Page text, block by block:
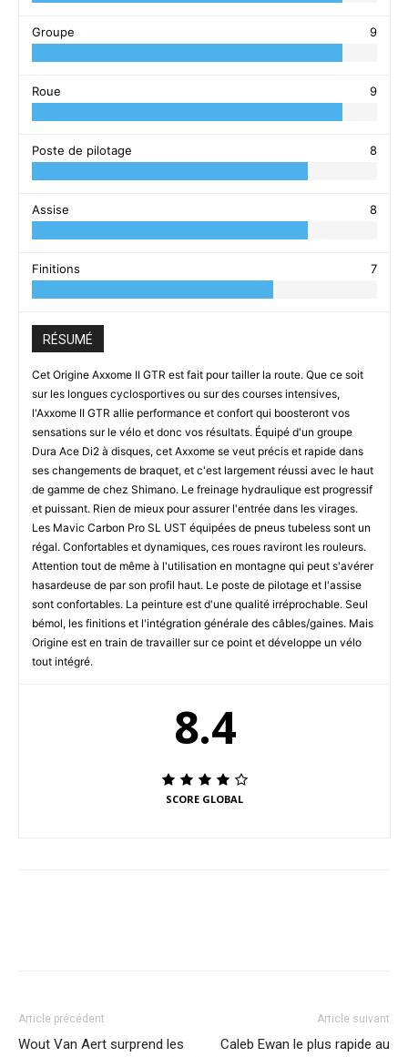
Groupe 9
Roue 9
Poste de pilotage 8
Assise 8
Finitions 7
RÉSUMÉ
Cet Origine Axxome II GTR est fait pour tailler la route. Que ce soit
sur les longues cyclosportives ou sur des courses intensives,
l'Axxome II GTR allie performance et confort qui boosteront vos
sensations sur le vélo et donc vos résultats. Équipé d'un groupe
Dura Ace Di2 à disques, cet Axxome se veut précis et rapide dans
ses changements de braquet, et c'est largement réussi avec le haut
de gamme de chez Shimano. Le freinage hydraulique est progressif
et puissant. Rien de mieux pour assurer l'entrée dans les virages.
Les Mavic Carbon Pro SL UST équipées de pneus tubeless sont un
régal. Confortables et dynamiques, ces roues raviront les rouleurs.
Attention tout de même à l'utilisation en montagne qui peut s'avérer
hasardeuse de par son profil haut. Le poste de pilotage et l'assise
sont confortables. La peinture est d'une qualité irréprochable. Seul
bémol, les finitions et l'intégration générale des câbles/gaines. Mais
Origine est en train de travailler sur ce point et développe un vélo
tout intégré.
8.4
SCORE GLOBAL
Article précédent
Wout Van Aert surprend les
Article suivant
Caleb Ewan le plus rapide au